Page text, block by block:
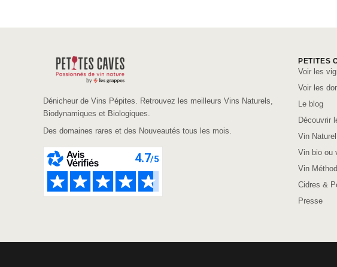
Dénicheur de Vins Pépites. Retrouvez les meilleurs Vins Naturels,
Biodynamiques et Biologiques.
Des domaines rares et des Nouveautés tous les mois.
PETITES
Voir les
Voir les
Le blog
Découvrir
Vin
Vin bio ou
Vin
Cidres &
Presse